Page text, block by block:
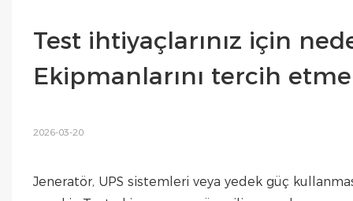
Test ihtiyaçlarınız için
Ekipmanlarını tercih
2026-03-20
Jeneratör, UPS sistemleri veya yedek güç